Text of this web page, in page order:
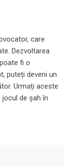
care
Dezvoltarea
fi o
puteți deveni un
Urmați aceste
de șah în